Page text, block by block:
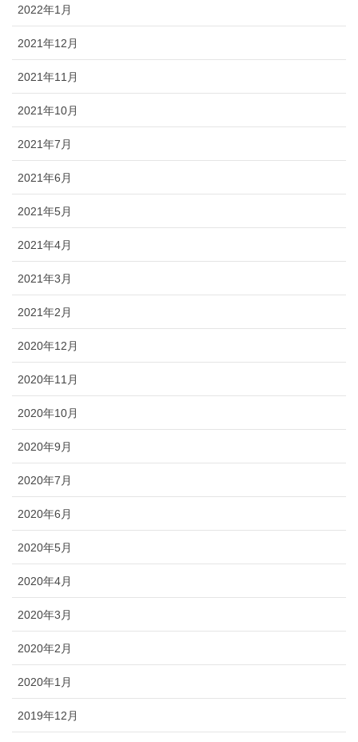
2022年1月
2021年12月
2021年11月
2021年10月
2021年7月
2021年6月
2021年5月
2021年4月
2021年3月
2021年2月
2020年12月
2020年11月
2020年10月
2020年9月
2020年7月
2020年6月
2020年5月
2020年4月
2020年3月
2020年2月
2020年1月
2019年12月